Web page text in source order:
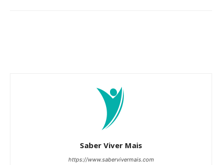
Saber Viver Mais
https://www.sabervivermais.com